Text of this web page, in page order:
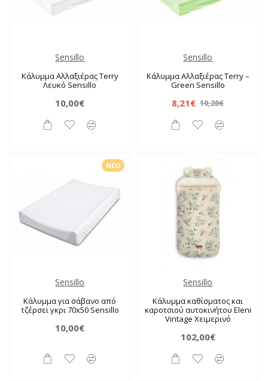
Sensillo
Κάλυμμα Αλλαξιέρας Terry
Λευκό Sensillo
10,00€
Sensillo
Κάλυμμα Αλλαξιέρας Terry –
Green Sensillo
8,21€ 10,20€
ΝΈΟ
Sensillo
Κάλυμμα για σάβανο από
τζέρσεϊ γκρι 70x50 Sensillo
10,00€
Sensillo
Κάλυμμα καθίσματος και
καροτσιού αυτοκινήτου Eleni
Vintage Χειμερινό
102,00€